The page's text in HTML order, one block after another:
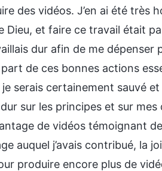
des vidéos. J’en ai été très
Dieu, et faire ce travail était
dur afin de me dépenser
de ces bonnes actions
serais certainement sauvé
sur les principes et sur
de vidéos témoignant
auquel j’avais contribué, la
produire encore plus de